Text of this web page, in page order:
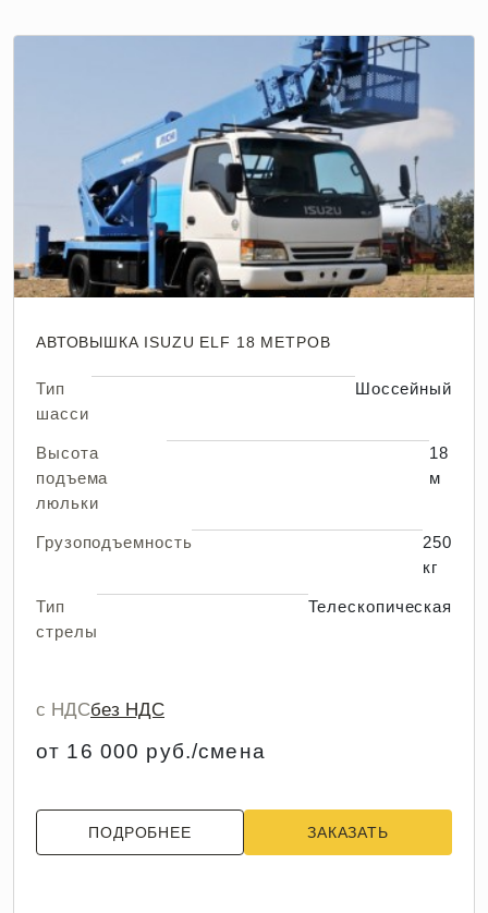
АВТОВЫШКА ISUZU ELF 18 МЕТРОВ
Тип
шасси
Шоссейный
Высота
подъема
люльки
18
м
Грузоподъемность
250
кг
Тип
стрелы
Телескопическая
с НДСбез НДС
от 16 000 руб./смена
ПОДРОБНЕЕ ЗАКАЗАТЬ